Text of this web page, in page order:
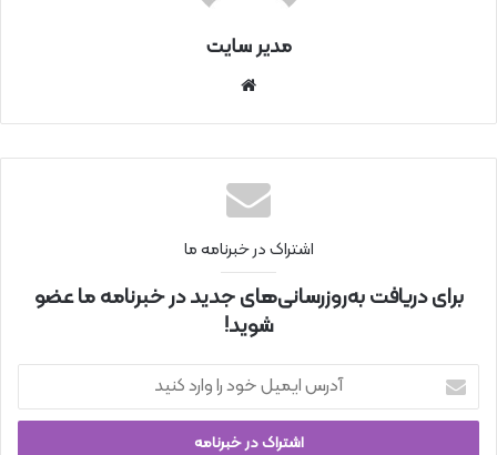
مدیر سایت
نتی
اشتراک در خبرنامه ما
برای دریافت به‌روزرسانی‌های جدید در خبرنامه ما عضو
شوید!
ر